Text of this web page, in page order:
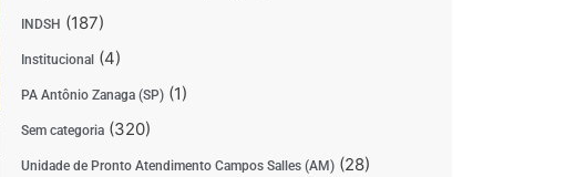
INDSH (187)
Institucional(4)
PA Antônio Zanaga (SP)(1)
Sem categoria(320)
Unidade de Pronto Atendimento Campos Salles (AM)(28)